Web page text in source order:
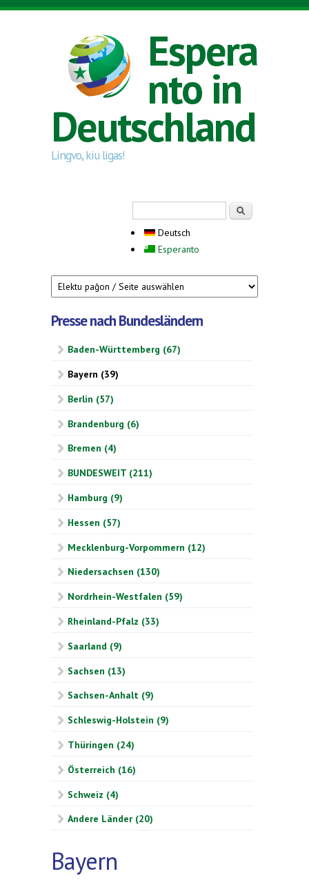
Direkt zum Inhalt
Espera
nto in
Deutschland
Lingvo, kiu ligas!
Deutsch
Esperanto
Presse nach Bundesländern
Baden-Württemberg (67)
Bayern (39)
Berlin (57)
Brandenburg (6)
Bremen (4)
BUNDESWEIT (211)
Hamburg (9)
Hessen (57)
Mecklenburg-Vorpommern (12)
Niedersachsen (130)
Nordrhein-Westfalen (59)
Rheinland-Pfalz (33)
Saarland (9)
Sachsen (13)
Sachsen-Anhalt (9)
Schleswig-Holstein (9)
Thüringen (24)
Österreich (16)
Schweiz (4)
Andere Länder (20)
Bayern